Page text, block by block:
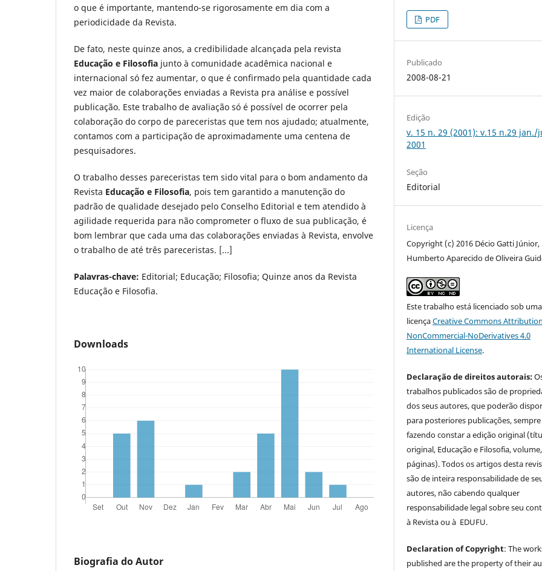
o que é importante, mantendo-se rigorosamente em dia com a
periodicidade da Revista.
De fato, neste quinze anos, a credibilidade alcançada pela revista
Educação e Filosofia junto à comunidade acadêmica nacional e
internacional só fez aumentar, o que é confirmado pela quantidade cada
vez maior de colaborações enviadas a Revista pra análise e possível
publicação. Este trabalho de avaliação só é possível de ocorrer pela
colaboração do corpo de pareceristas que tem nos ajudado; atualmente,
contamos com a participação de aproximadamente uma centena de
pesquisadores.
O trabalho desses pareceristas tem sido vital para o bom andamento da
Revista Educação e Filosofia, pois tem garantido a manutenção do
padrão de qualidade desejado pelo Conselho Editorial e tem atendido à
agilidade requerida para não comprometer o fluxo de sua publicação, é
bom lembrar que cada uma das colaborações enviadas à Revista, envolve
o trabalho de até três pareceristas. [...]
Palavras-chave: Editorial; Educação; Filosofia; Quinze anos da Revista
Educação e Filosofia.
Downloads
Biografia do Autor
PDF
Publicado
2008-08-21
Edição
v. 15 n. 29 (2001): v.15 n.29 jan./
2001
Seção
Editorial
Licença
Copyright (c) 2016 Décio Gatti Júnior,
Humberto Aparecido de Oliveira
Este trabalho está licenciado sob uma
licençaCreative Commons
NonCommercial-NoDerivatives 4.0
International License.
Declaração de direitos autorais:
trabalhos publicados são de
dos seus autores, que poderão
para posteriores publicações, sempre
fazendo constar a edição original
original, Educação e Filosofia,
páginas). Todos os artigos desta
são de inteira responsabilidade de
autores, não cabendo qualquer
responsabilidade legal sobre seu
à Revista ou à EDUFU.
Declaration of Copyright: The
published are the property of their